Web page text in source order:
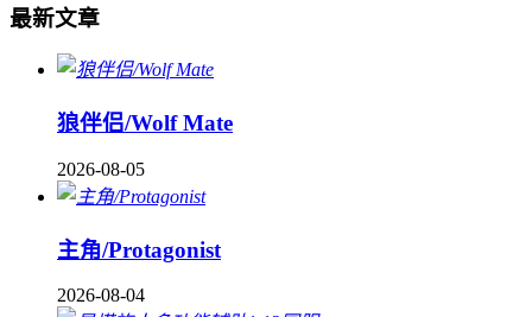
最新文章
狼伴侣/Wolf Mate
2026-08-05
主角/Protagonist
2026-08-04